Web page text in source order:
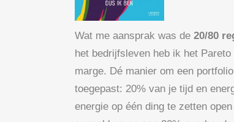
Wat me aansprak was de 20/80
het bedrijfsleven heb ik het
marge. Dé manier om een
toegepast: 20% van je tijd en
energie op één ding te zetten